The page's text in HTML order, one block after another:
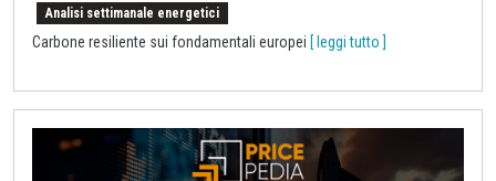
Analisi settimanale energetici
Carbone resiliente sui fondamentali europei [ leggi tutto ]